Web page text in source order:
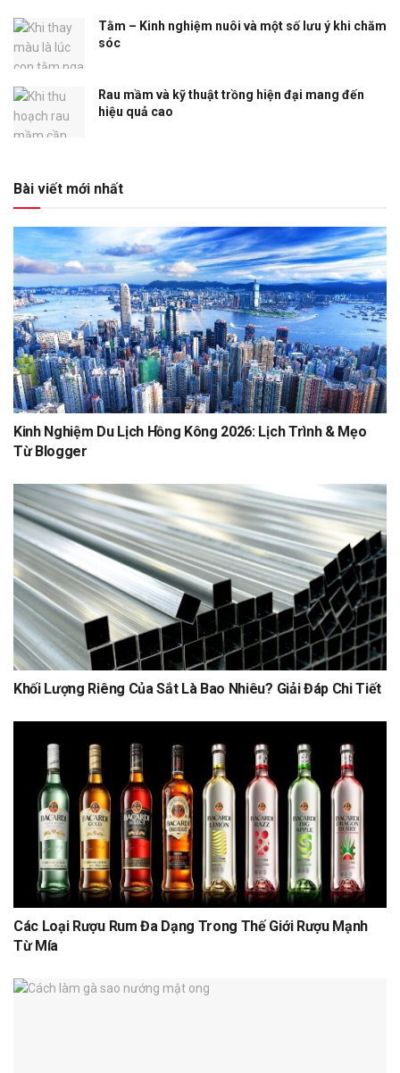
Tằm – Kinh nghiệm nuôi và một số lưu ý khi chăm
sóc
Rau mầm và kỹ thuật trồng hiện đại mang đến
hiệu quả cao
Bài viết mới nhất
Kinh Nghiệm Du Lịch Hồng Kông 2026: Lịch Trình & Mẹo
Từ Blogger
Khối Lượng Riêng Của Sắt Là Bao Nhiêu? Giải Đáp Chi Tiết
Các Loại Rượu Rum Đa Dạng Trong Thế Giới Rượu Mạnh
Từ Mía